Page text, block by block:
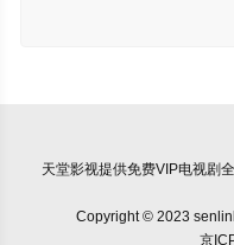
天堂影视提供免费VIP电视剧
Copyright © 2023
京